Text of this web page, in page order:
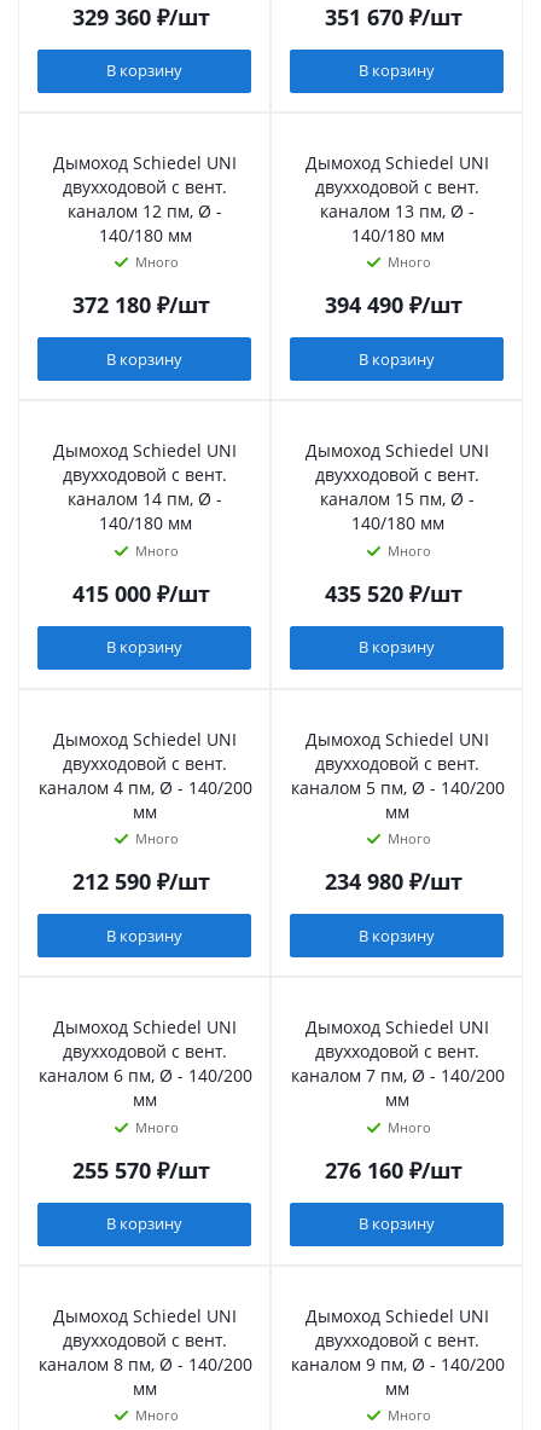
329 360₽/шт
В корзину
351 670₽/шт
В корзину
Дымоход Schiedel UNI
двухходовой с вент.
каналом 12 пм, Ø -
140/180 мм
Много
372 180₽/шт
В корзину
Дымоход Schiedel UNI
двухходовой с вент.
каналом 13 пм, Ø -
140/180 мм
Много
394 490₽/шт
В корзину
Дымоход Schiedel UNI
двухходовой с вент.
каналом 14 пм, Ø -
140/180 мм
Много
415 000₽/шт
В корзину
Дымоход Schiedel UNI
двухходовой с вент.
каналом 15 пм, Ø -
140/180 мм
Много
435 520₽/шт
В корзину
Дымоход Schiedel UNI
двухходовой с вент.
каналом 4 пм, Ø - 140/200
мм
Много
212 590₽/шт
В корзину
Дымоход Schiedel UNI
двухходовой с вент.
каналом 5 пм, Ø - 140/200
мм
Много
234 980₽/шт
В корзину
Дымоход Schiedel UNI
двухходовой с вент.
каналом 6 пм, Ø - 140/200
мм
Много
255 570₽/шт
В корзину
Дымоход Schiedel UNI
двухходовой с вент.
каналом 7 пм, Ø - 140/200
мм
Много
276 160₽/шт
В корзину
Дымоход Schiedel UNI
двухходовой с вент.
каналом 8 пм, Ø - 140/200
мм
Много
Дымоход Schiedel UNI
двухходовой с вент.
каналом 9 пм, Ø - 140/200
мм
Много